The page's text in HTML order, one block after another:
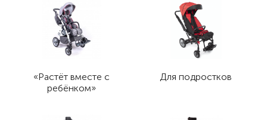
«Растёт вместе с
ребёнком»
Для подростков